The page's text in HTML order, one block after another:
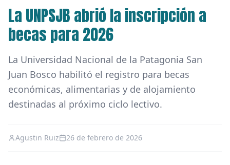
La UNPSJB abrió la inscripción a
becas para 2026
La Universidad Nacional de la Patagonia San
Juan Bosco habilitó el registro para becas
económicas, alimentarias y de alojamiento
destinadas al próximo ciclo lectivo.
Agustin Ruiz 26 de febrero de 2026